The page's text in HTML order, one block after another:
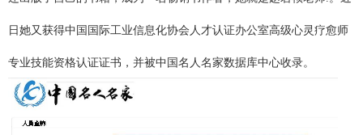
日她又获得中国国际工业信息化协会人才认证办公室高级心灵疗愈师
专业技能资格认证证书，并被中国名人名家数据库中心收录。